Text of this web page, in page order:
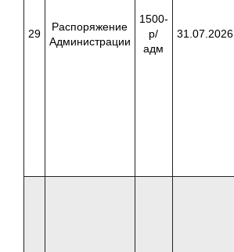
29
Распоряжение
Администрации
1500-
р/
адм
31.07.2026